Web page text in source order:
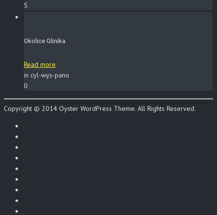
5
Okolice Glinika
Read more
in cyl-wys-pano
0
Copyright © 2014 Oyster WordPress Theme. All Rights Reserved.